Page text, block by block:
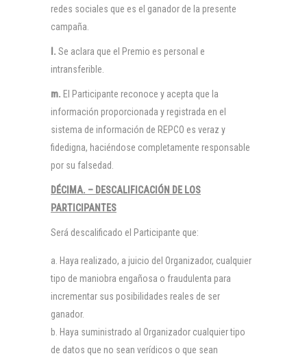
redes sociales que es el ganador de la presente
campaña.
l. Se aclara que el Premio es personal e
intransferible.
m. El Participante reconoce y acepta que la
información proporcionada y registrada en el
sistema de información de REPCO es veraz y
fidedigna, haciéndose completamente responsable
por su falsedad.
DÉCIMA. – DESCALIFICACIÓN DE LOS
PARTICIPANTES
Será descalificado el Participante que:
Haya realizado, a juicio del Organizador, cualquier
tipo de maniobra engañosa o fraudulenta para
incrementar sus posibilidades reales de ser
ganador.
Haya suministrado al Organizador cualquier tipo
de datos que no sean verídicos o que sean